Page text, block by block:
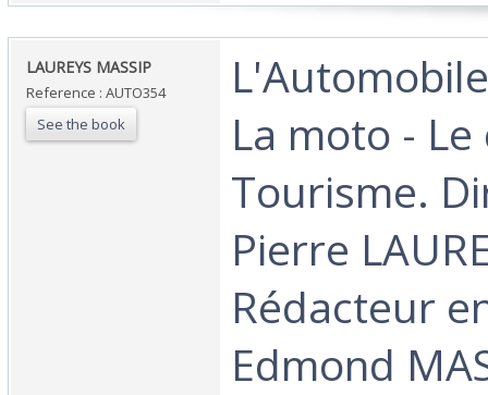
‎LAUREYS MASSIP‎
Reference : AUTO354
See the book
La moto -
Tourisme.
Pierre
Rédacteur
Edmond